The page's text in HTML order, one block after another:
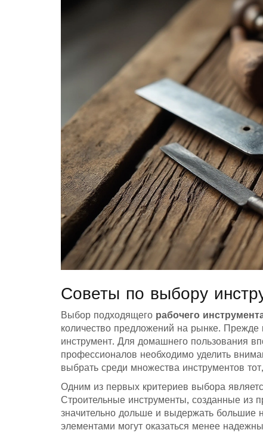
Советы по выбору
Выбор подходящего рабочего
количество предложений на рынке. Прежде
инструмент. Для домашнего пользования
профессионалов необходимо уделить
выбрать среди множества инструментов
Одним из первых критериев выбора
Строительные инструменты, созданные из
значительно дольше и выдержать большие
элементами могут оказаться менее